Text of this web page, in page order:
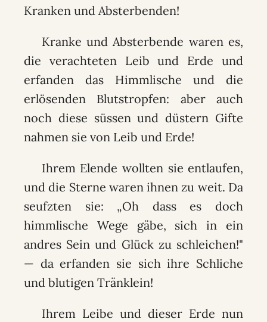
Kranken und Absterbenden!
Kranke und Absterbende waren es,
die verachteten Leib und Erde und
erfanden das Himmlische und die
erlösenden Blutstropfen: aber auch
noch diese süssen und düstern Gifte
nahmen sie von Leib und Erde!
Ihrem Elende wollten sie entlaufen,
und die Sterne waren ihnen zu weit. Da
seufzten sie: „Oh dass es doch
himmlische Wege gäbe, sich in ein
andres Sein und Glück zu schleichen!"
— da erfanden sie sich ihre Schliche
und blutigen Tränklein!
Ihrem Leibe und dieser Erde nun